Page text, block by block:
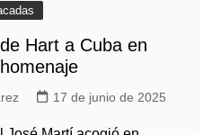
Hart a Cuba en
17 de junio de 2025